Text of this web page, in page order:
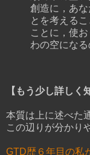
創造に，あ
とを考える
ことに，使
わの空にな
【もう少し詳しく
本質は上に述べた
この辺りが分かり
GTD歴６年目の私